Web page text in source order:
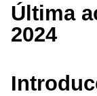
Última
2024